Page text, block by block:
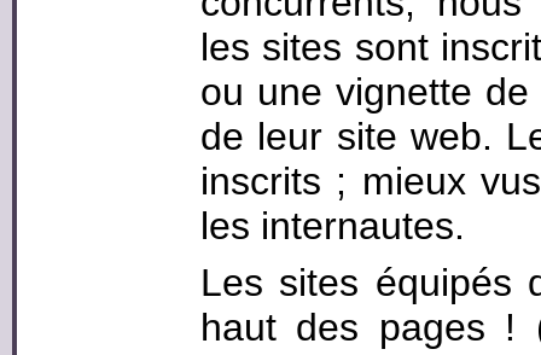
les sites sont
ou une vignette
de leur site web.
inscrits ; mieux
les internautes.
Les sites équipés
haut des pages !